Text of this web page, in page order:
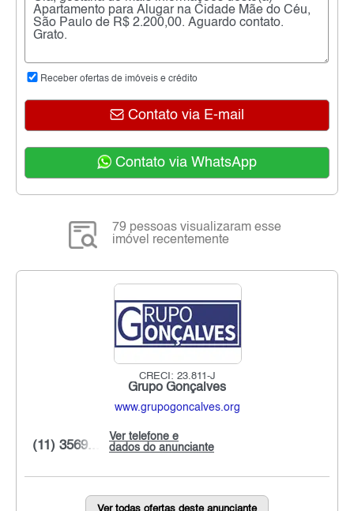
Receber ofertas de imóveis e crédito
Contato via E-mail
Contato via WhatsApp
79 pessoas visualizaram esse
imóvel recentemente
CRECI: 23.811-J
Grupo Gonçalves
www.grupogoncalves.org
Ver telefone e
dados do anunciante
(11) 3569...